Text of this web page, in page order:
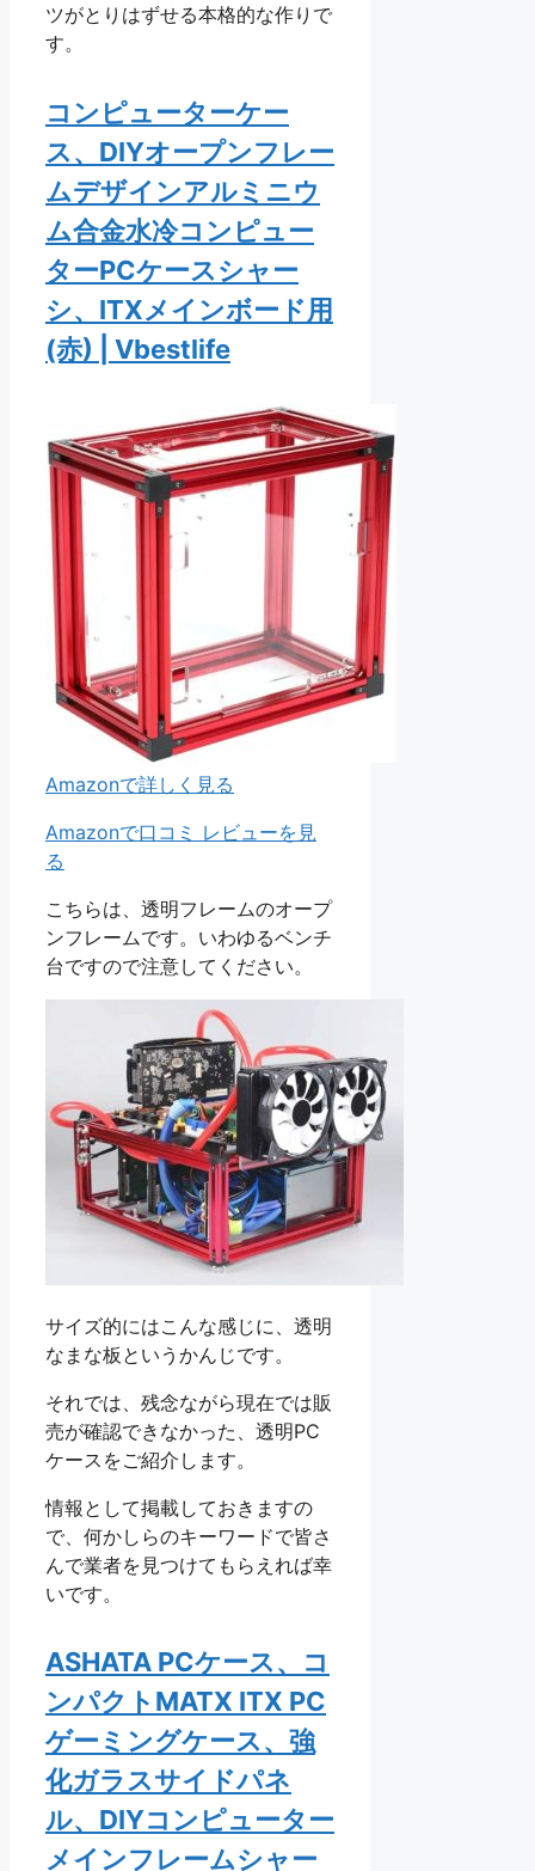
ツがとりはずせる本格的な作りで
す。
コンピューターケー
ス、DIYオープンフレー
ムデザインアルミニウ
ム合金水冷コンピュー
ターPCケースシャー
シ、ITXメインボード用
(赤) | Vbestlife
Amazonで詳しく見る
Amazonで口コミ レビューを見
る
こちらは、透明フレームのオープ
ンフレームです。いわゆるベンチ
台ですので注意してください。
サイズ的にはこんな感じに、透明
なまな板というかんじです。
それでは、残念ながら現在では販
売が確認できなかった、透明PC
ケースをご紹介します。
情報として掲載しておきますの
で、何かしらのキーワードで皆さ
んで業者を見つけてもらえれば幸
いです。
ASHATA PCケース、コ
ンパクトMATX ITX PC
ゲーミングケース、強
化ガラスサイドパネ
ル、DIYコンピューター
メインフレームシャー